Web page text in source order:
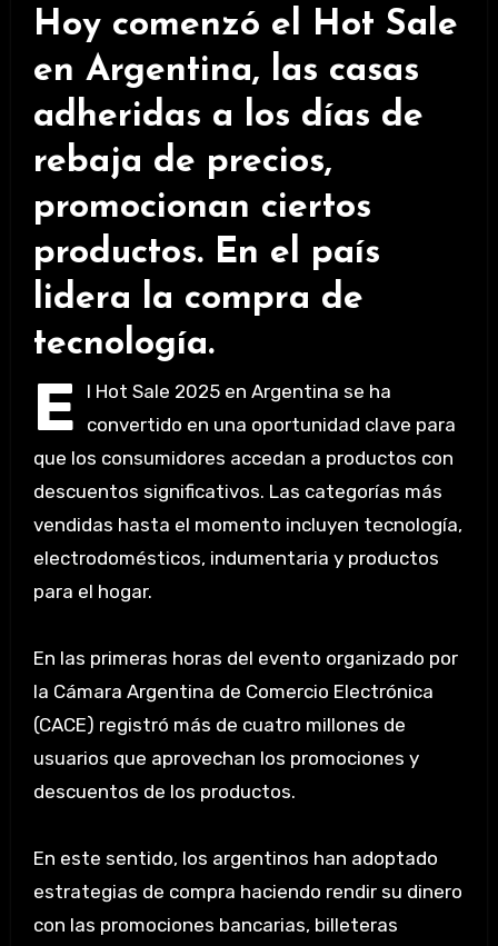
Hoy comenzó el Hot Sale
en Argentina, las casas
adheridas a los días de
rebaja de precios,
promocionan ciertos
productos. En el país
lidera la compra de
tecnología.
E
l Hot Sale 2025 en Argentina se ha
convertido en una oportunidad clave para
que los consumidores accedan a productos con
descuentos significativos. Las categorías más
vendidas hasta el momento incluyen tecnología,
electrodomésticos, indumentaria y productos
para el hogar.
En las primeras horas del evento organizado por
la Cámara Argentina de Comercio Electrónica
(CACE) registró más de cuatro millones de
usuarios que aprovechan los promociones y
descuentos de los productos.
En este sentido, los argentinos han adoptado
estrategias de compra haciendo rendir su dinero
con las promociones bancarias, billeteras